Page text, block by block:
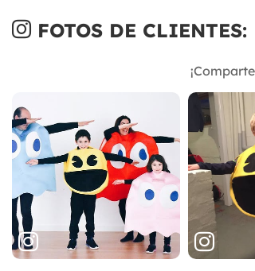
FOTOS DE CLIENTES: